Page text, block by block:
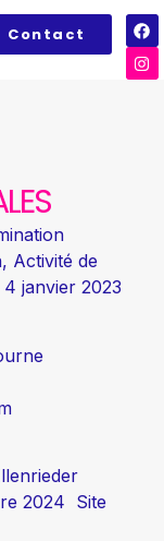
Contact
Activité de
janvier 2023
2024 Site